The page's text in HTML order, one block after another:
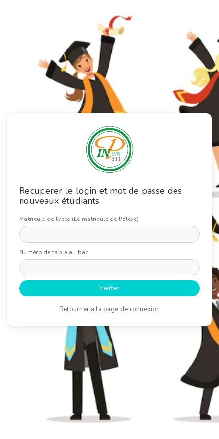
Recuperer le login et mot de passe des
nouveaux étudiants
Matricule de lycée (Le matricule de l'élève)
Numéro de table au bac
Verifier
Retourner à la page de connexion